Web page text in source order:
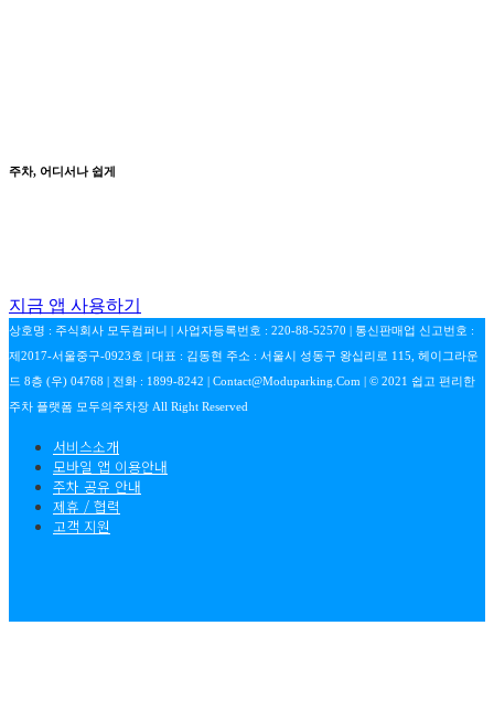
주차, 어디서나 쉽게
지금 앱 사용하기
상호명 : 주식회사 모두컴퍼니 | 사업자등록번호 : 220-88-52570 | 통신판매업 신고번호 :
제2017-서울중구-0923호 | 대표 : 김동현 주소 : 서울시 성동구 왕십리로 115, 헤이그라운
드 8층 (우) 04768 | 전화 : 1899-8242 | Contact@moduparking.com | © 2021 쉽고 편리한
주차 플랫폼 모두의주차장 All Right Reserved
서비스소개
모바일 앱 이용안내
주차 공유 안내
제휴 / 협력
고객 지원